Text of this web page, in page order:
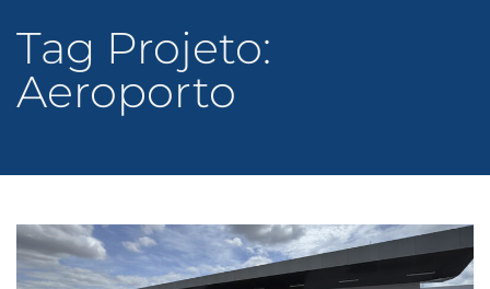
Tag Projeto:
Aeroporto